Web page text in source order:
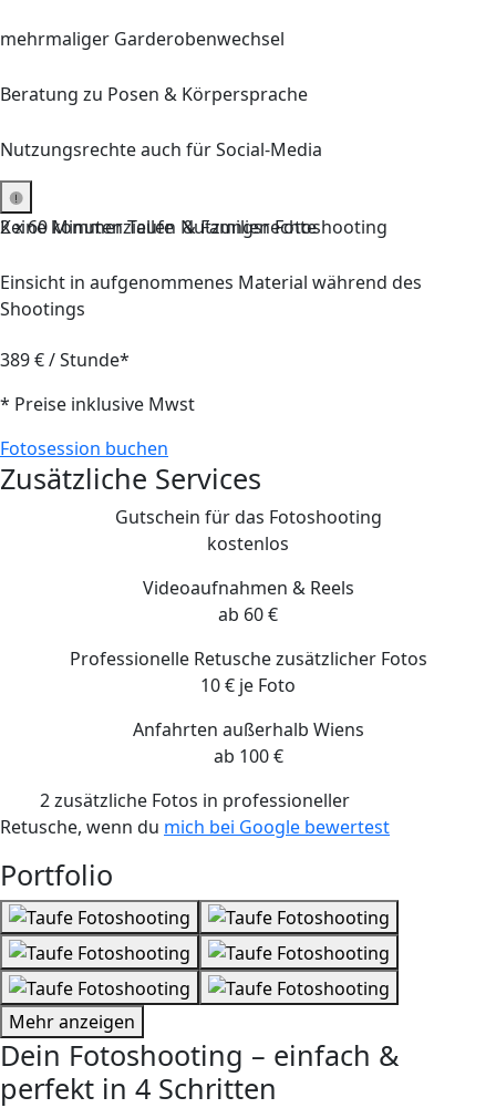
mehrmaliger Garderobenwechsel
Beratung zu Posen & Körpersprache
Nutzungsrechte auch für Social-Media
Keine kommerziellen Nutzungsrechte
2 x60 MinutenTaufe & Familien Fotoshooting
Einsicht in aufgenommenes Material während des
Shootings
389 € / Stunde*
* Preise inklusive Mwst
Fotosession buchen
Zusätzliche Services
Gutschein für das Fotoshooting
kostenlos
Videoaufnahmen & Reels
ab 60 €
Professionelle Retusche zusätzlicher Fotos
10 € je Foto
Anfahrten außerhalb Wiens
ab 100 €
2 zusätzliche Fotos in professioneller
Retusche, wenn du mich bei Google bewertest
Portfolio
Mehr anzeigen
Dein Fotoshooting – einfach &
perfekt in 4 Schritten